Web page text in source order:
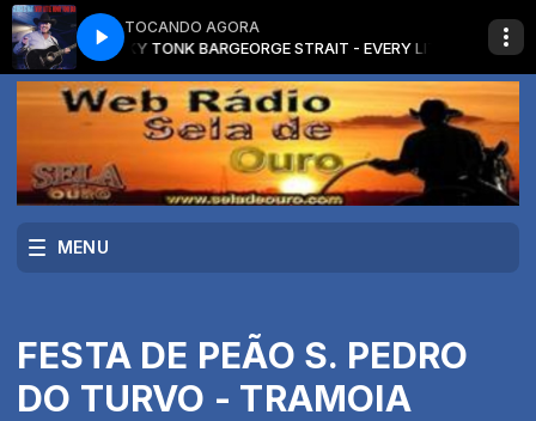
TOCANDO AGORA
HONKY TONK BARGEORGE STRAIT - EVERY LITTLE HONKY TONK
MENU
FESTA DE PEÃO S. PEDRO
DO TURVO - TRAMOIA